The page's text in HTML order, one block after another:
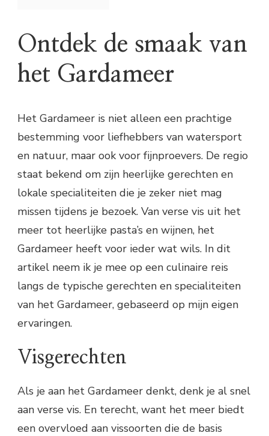
Ontdek de smaak van
het Gardameer
Het Gardameer is niet alleen een prachtige
bestemming voor liefhebbers van watersport
en natuur, maar ook voor fijnproevers. De regio
staat bekend om zijn heerlijke gerechten en
lokale specialiteiten die je zeker niet mag
missen tijdens je bezoek. Van verse vis uit het
meer tot heerlijke pasta’s en wijnen, het
Gardameer heeft voor ieder wat wils. In dit
artikel neem ik je mee op een culinaire reis
langs de typische gerechten en specialiteiten
van het Gardameer, gebaseerd op mijn eigen
ervaringen.
Visgerechten
Als je aan het Gardameer denkt, denk je al snel
aan verse vis. En terecht, want het meer biedt
een overvloed aan vissoorten die de basis